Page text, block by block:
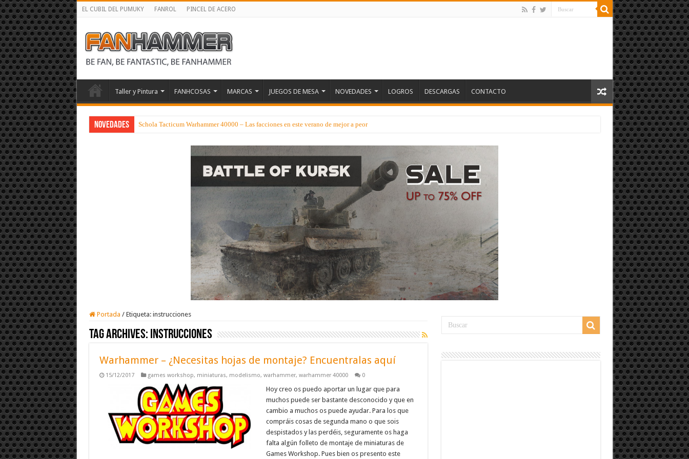
EL CUBIL DEL PUMUKY FANROL PINCEL DE ACERO
Taller y Pintura FANHCOSAS MARCAS JUEGOS DE MESA NOVEDADES LOGROS DESCARGAS CONTACTO
NOVEDADES Schola Tacticum Warhammer 40000 – Las facciones en este verano de mejor a peor
Portada / Etiqueta: instrucciones
Tag Archives: instrucciones
Warhammer – ¿Necesitas hojas de montaje? Encuentralas aquí
15/12/2017 games workshop, miniaturas, modelismo, warhammer, warhammer 40000 0
Hoy creo os puedo aportar un lugar que para
muchos puede ser bastante desconocido y que en
cambio a muchos os puede ayudar. Para los que
compráis cosas de segunda mano o que sois
despistados y las perdéis, seguramente os haga
falta algún folleto de montaje de miniaturas de
Games Workshop. Pues bien os presento este